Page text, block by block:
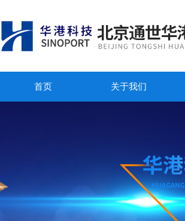
首页 关于我们